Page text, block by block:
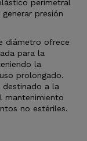
perimetral
presión
diámetro ofrece
para la
la
prolongado.
a la
mantenimiento
no estériles.